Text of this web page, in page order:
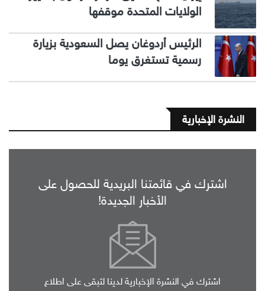
الولايات المتحدة موقفها
الرئيس أردوغان يصل السعودية بزيارة
رسمية تستغرق يوما
النشرة الإخبارية
اشترك في قائمتنا البريدية للحصول على
الأخبار الجديدة!
اشترك في النشرة الإخبارية لدينا لتبقى على اطلاع